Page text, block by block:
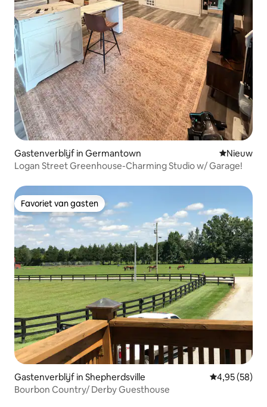
Gastenverblijf in Germantown Nieuwe
Nieuw
Logan Street Greenhouse-Charming Studio w/ Garage!
Favoriet van gasten
Favoriet van gasten
Gastenverblijf in Shepherdsville Gemiddelde
4,95 (58)
Bourbon Country/ Derby Guesthouse